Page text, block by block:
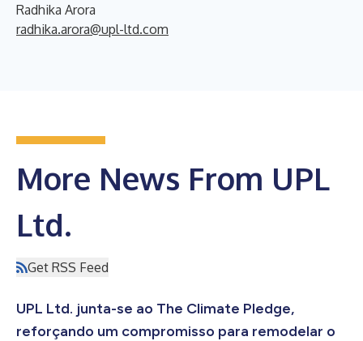
Radhika Arora
radhika.arora@upl-ltd.com
More News From UPL
Ltd.
Get RSS Feed
UPL Ltd. junta-se ao The Climate Pledge,
reforçando um compromisso para remodelar o